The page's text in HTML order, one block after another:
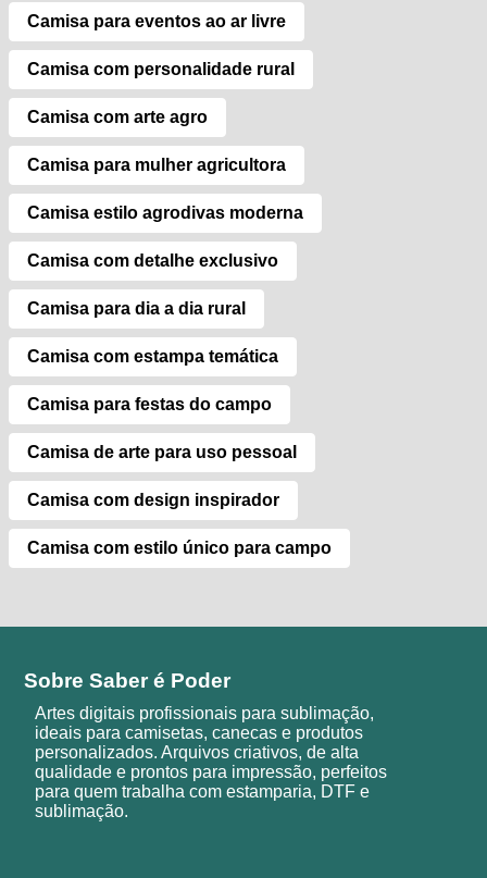
Camisa para eventos ao ar livre
Camisa com personalidade rural
Camisa com arte agro
Camisa para mulher agricultora
Camisa estilo agrodivas moderna
Camisa com detalhe exclusivo
Camisa para dia a dia rural
Camisa com estampa temática
Camisa para festas do campo
Camisa de arte para uso pessoal
Camisa com design inspirador
Camisa com estilo único para campo
Sobre Saber é Poder
Artes digitais profissionais para sublimação,
ideais para camisetas, canecas e produtos
personalizados. Arquivos criativos, de alta
qualidade e prontos para impressão, perfeitos
para quem trabalha com estamparia, DTF e
sublimação.